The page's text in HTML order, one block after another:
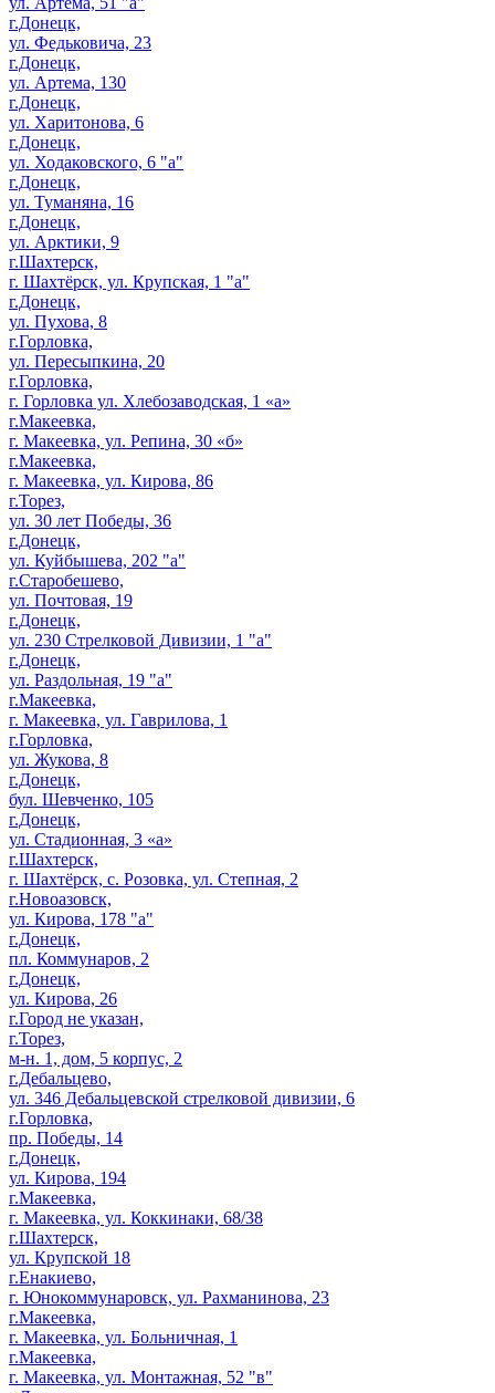
г.Донецк,
ул. Федьковича, 23
г.Донецк,
ул. Артема, 130
г.Донецк,
ул. Харитонова, 6
г.Донецк,
ул. Ходаковского, 6 "а"
г.Донецк,
ул. Туманяна, 16
г.Донецк,
ул. Арктики, 9
г.Шахтерск,
г. Шахтёрск, ул. Крупская, 1 "а"
г.Донецк,
ул. Пухова, 8
г.Горловка,
ул. Пересыпкина, 20
г.Горловка,
г. Горловка ул. Хлебозаводская, 1 «а»
г.Макеевка,
г. Макеевка, ул. Репина, 30 «б»
г.Макеевка,
г. Макеевка, ул. Кирова, 86
г.Торез,
ул. 30 лет Победы, 36
г.Донецк,
ул. Куйбышева, 202 "а"
г.Старобешево,
ул. Почтовая, 19
г.Донецк,
ул. 230 Стрелковой Дивизии, 1 "а"
г.Донецк,
ул. Раздольная, 19 "а"
г.Макеевка,
г. Макеевка, ул. Гаврилова, 1
г.Горловка,
ул. Жукова, 8
г.Донецк,
бул. Шевченко, 105
г.Донецк,
ул. Стадионная, 3 «а»
г.Шахтерск,
г. Шахтёрск, с. Розовка, ул. Степная, 2
г.Новоазовск,
ул. Кирова, 178 "а"
г.Донецк,
пл. Коммунаров, 2
г.Донецк,
ул. Кирова, 26
г.Город не указан,
г.Торез,
м-н. 1, дом, 5 корпус, 2
г.Дебальцево,
ул. 346 Дебальцевской стрелковой дивизии, 6
г.Горловка,
пр. Победы, 14
г.Донецк,
ул. Кирова, 194
г.Макеевка,
г. Макеевка, ул. Коккинаки, 68/38
г.Шахтерск,
ул. Крупской 18
г.Енакиево,
г. Юнокоммунаровск, ул. Рахманинова, 23
г.Макеевка,
г. Макеевка, ул. Больничная, 1
г.Макеевка,
г. Макеевка, ул. Монтажная, 52 "в"